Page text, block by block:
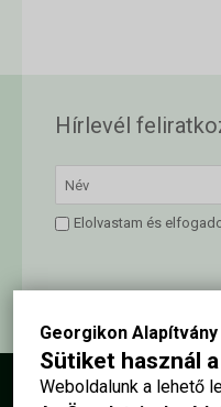
Georgikon Alapítvány
Sütiket használ
Weboldalunk a lehető
Hírlevél
Elolvastam és
© 2025 - Georgikon